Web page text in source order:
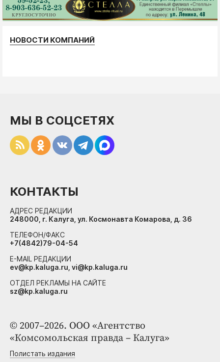
НОВОСТИ КОМПАНИЙ
© 2007–2026. ООО «Агентство
«Комсомольская правда – Калуга»
Полистать издания
МЫ В СОЦСЕТЯХ
КОНТАКТЫ
АДРЕС РЕДАКЦИИ
248000, г. Калуга, ул. Космонавта Комарова, д. 36
ТЕЛЕФОН/ФАКС
+7(4842)79-04-54
E-MAIL РЕДАКЦИИ
ev@kp.kaluga.ru, vi@kp.kaluga.ru
ОТДЕЛ РЕКЛАМЫ НА САЙТЕ
sz@kp.kaluga.ru